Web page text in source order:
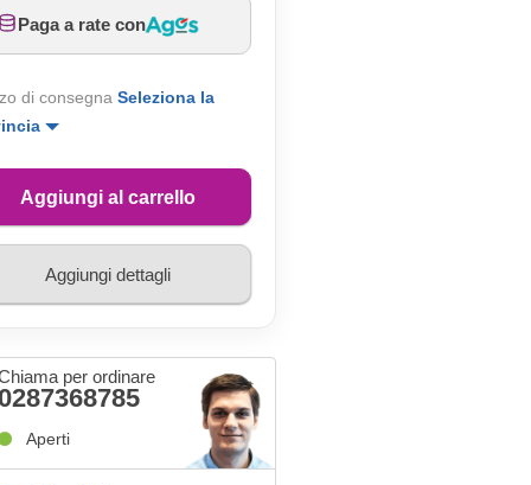
Paga a rate con
di consegna Seleziona la
Aggiungi al carrello
Aggiungi dettagli
per ordinare
Aperti